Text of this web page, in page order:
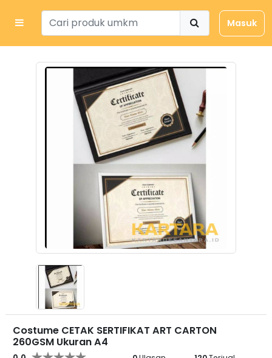
Masuk
Costume CETAK SERTIFIKAT ART CARTON
260GSM Ukuran A4